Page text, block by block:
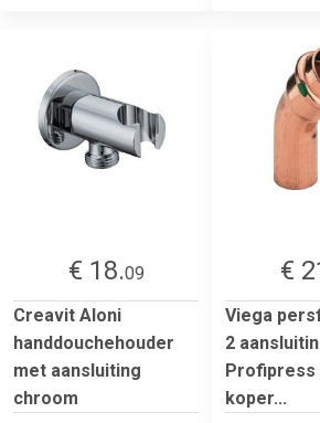
€ 18.09
Creavit Aloni
handdouchehouder
met aansluiting
chroom
€
Viega
2
Profipress
koper...